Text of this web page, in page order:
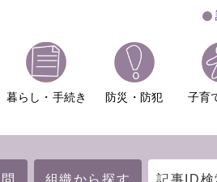
暮らし・手続き 防災・防犯 子育
組織から探す 記事ID検